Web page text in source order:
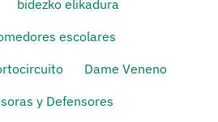
bidezko elikadura
escolares
Dame Veneno
y Defensores